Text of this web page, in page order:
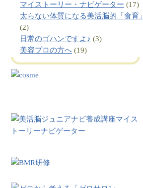
マイストーリー・ナビゲーター (17)
太らない体質になる美活脳的「食育」
(2)
日常のゴハンですよ♪ (3)
美容プロの方へ (19)